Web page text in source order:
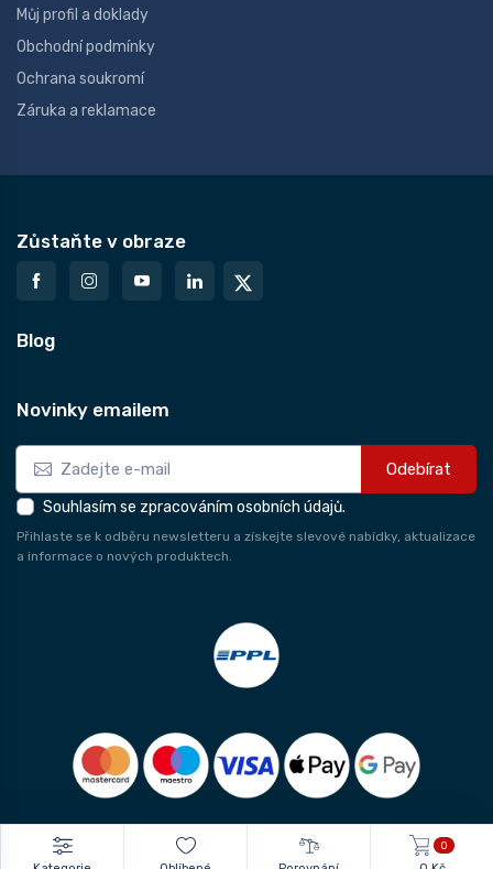
Můj profil a doklady
Obchodní podmínky
Ochrana soukromí
Záruka a reklamace
Zůstaňte v obraze
Blog
Novinky emailem
Odebírat
Souhlasím se zpracováním osobních údajů.
Přihlaste se k odběru newsletteru a získejte slevové nabídky, aktualizace
a informace o nových produktech.
0